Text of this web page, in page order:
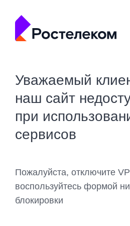
Уважаемый
наш сайт
при
сервисов
Пожалуйста, отключите
воспользуйтесь формой
блокировки